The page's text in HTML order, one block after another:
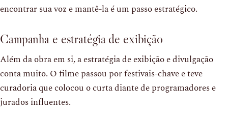
encontrar sua voz e mantê-la é um passo estratégico.
Campanha e estratégia de exibição
Além da obra em si, a estratégia de exibição e divulgação
conta muito. O filme passou por festivais-chave e teve
curadoria que colocou o curta diante de programadores e
jurados influentes.